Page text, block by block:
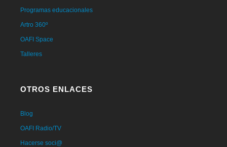
Programas educacionales
Artro 360º
OAFI Space
Talleres
OTROS ENLACES
Blog
OAFI Radio/TV
Hacerse soci@